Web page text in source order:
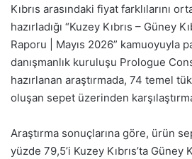
Kıbrıs arasındaki fiyat farklılarını
hazırladığı “Kuzey Kıbrıs – Güney
Raporu | Mayıs 2026” kamuoyuyla
danışmanlık kuruluşu Prologue
hazırlanan araştırmada, 74 temel
oluşan sepet üzerinden
Araştırma sonuçlarına göre, ürün
yüzde 79,5’i Kuzey Kıbrıs’ta Güney